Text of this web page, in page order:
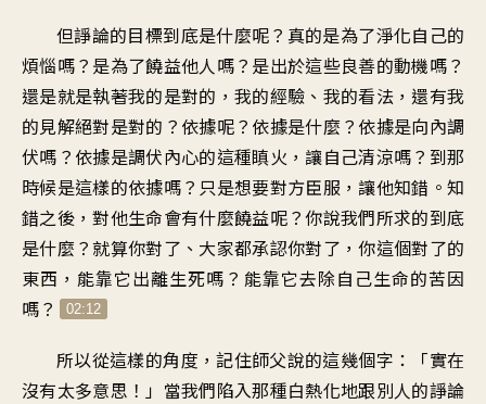
但諍論的目標到底是什麼呢？ 真的是為了淨化自己的
煩惱嗎？ 是為了饒益他人嗎？ 是出於這些良善的動機嗎？
還是就是執著我的是對的 ，我的經驗 、 我的看法 ，還有我
的見解絕對是對的 ？ 依據呢？ 依據是什麼 ？ 依據是向內調
伏嗎 ？ 依據是調伏內心的這種瞋火 ， 讓自己清涼嗎？ 到那
時候是這樣的依據嗎？ 只是想要對方臣服 ， 讓他知錯 。知
錯之後 ，對他生命會有什麼饒益呢？你說我們所求的到底
是什麼 ？就算你對了 、 大家都承認你對了 ，你這個對了的
東西，能靠它出離生死嗎 ？ 能靠它去除自己生命的苦因
嗎？ 02:12
所以從這樣的角度 ，記住師父說的這幾個字 ：「實在
沒有太多意思 ！」 當我們陷入那種白熱化地跟別人的諍論